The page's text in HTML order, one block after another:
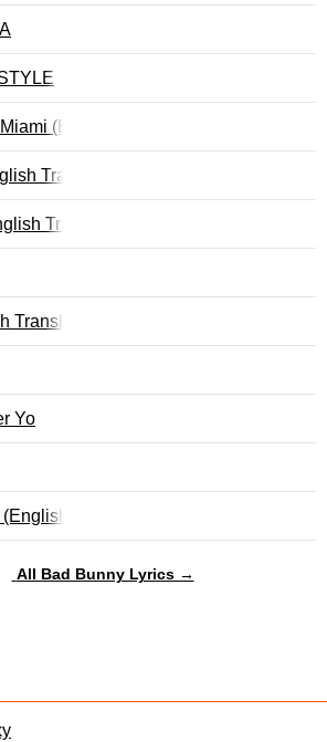
(English Translation)
Translation)
Translation)
Translation)
Yo
Translation)
All Bad Bunny Lyrics →